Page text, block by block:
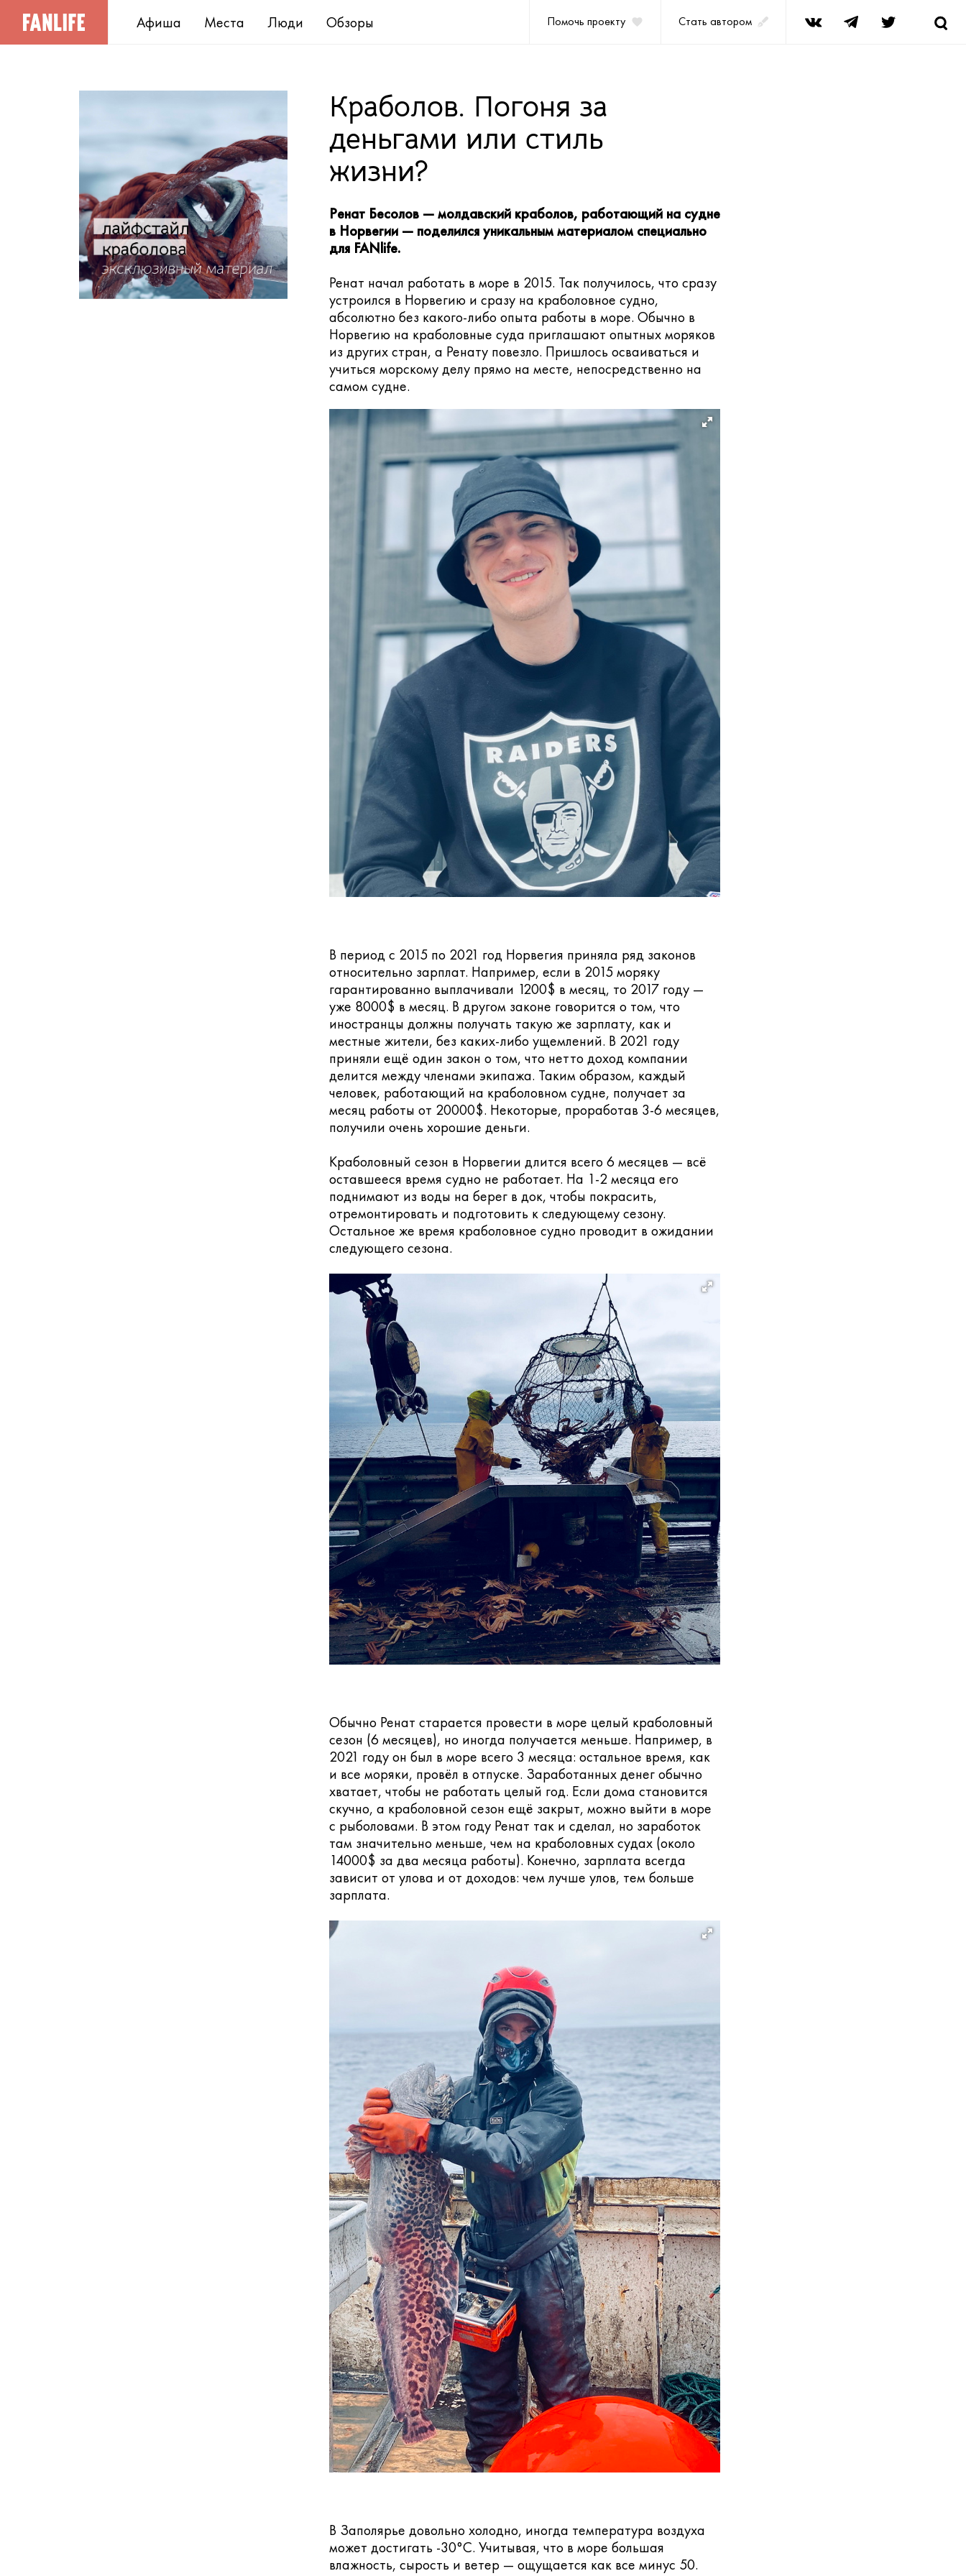
Афиша Места Люди Обзоры Помочь проекту Стать автором
Краболов. Погоня за
деньгами или стиль
жизни?
Ренат Бесолов — молдавский краболов, работающий на судне
в Норвегии — поделился уникальным материалом специально
для FANlife.
Ренат начал работать в море в 2015. Так получилось, что сразу
устроился в Норвегию и сразу на краболовное судно,
абсолютно без какого-либо опыта работы в море. Обычно в
Норвегию на краболовные суда приглашают опытных моряков
из других стран, а Ренату повезло. Пришлось осваиваться и
учиться морскому делу прямо на месте, непосредственно на
самом судне.
В период с 2015 по 2021 год Норвегия приняла ряд законов
относительно зарплат. Например, если в 2015 моряку
гарантированно выплачивали 1200$ в месяц, то 2017 году —
уже 8000$ в месяц. В другом законе говорится о том, что
иностранцы должны получать такую же зарплату, как и
местные жители, без каких-либо ущемлений. В 2021 году
приняли ещё один закон о том, что нетто доход компании
делится между членами экипажа. Таким образом, каждый
человек, работающий на краболовном судне, получает за
месяц работы от 20000$. Некоторые, проработав 3-6 месяцев,
получили очень хорошие деньги.
Краболовный сезон в Норвегии длится всего 6 месяцев — всё
оставшееся время судно не работает. На 1-2 месяца его
поднимают из воды на берег в док, чтобы покрасить,
отремонтировать и подготовить к следующему сезону.
Остальное же время краболовное судно проводит в ожидании
следующего сезона.
Обычно Ренат старается провести в море целый краболовный
сезон (6 месяцев), но иногда получается меньше. Например, в
2021 году он был в море всего 3 месяца: остальное время, как
и все моряки, провёл в отпуске. Заработанных денег обычно
хватает, чтобы не работать целый год. Если дома становится
скучно, а краболовной сезон ещё закрыт, можно выйти в море
с рыболовами. В этом году Ренат так и сделал, но заработок
там значительно меньше, чем на краболовных судах (около
14000$ за два месяца работы). Конечно, зарплата всегда
зависит от улова и от доходов: чем лучше улов, тем больше
зарплата.
В Заполярье довольно холодно, иногда температура воздуха
может достигать -30°С. Учитывая, что в море большая
влажность, сырость и ветер — ощущается как все минус 50.